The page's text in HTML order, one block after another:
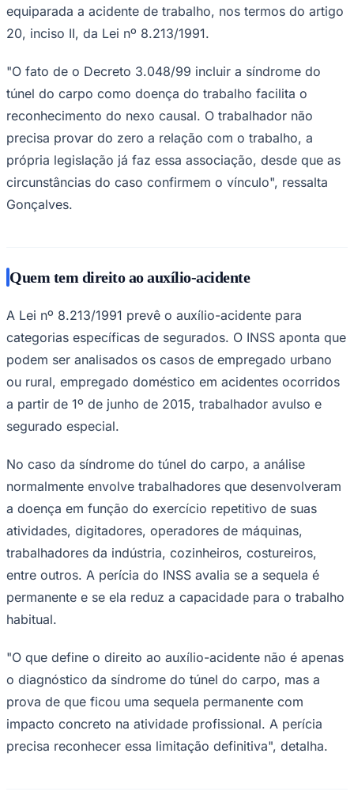
São Paulo
equiparada a acidente de trabalho, nos termos do artigo
20, inciso II, da Lei nº 8.213/1991.
"O fato de o Decreto 3.048/99 incluir a síndrome do
túnel do carpo como doença do trabalho facilita o
reconhecimento do nexo causal. O trabalhador não
precisa provar do zero a relação com o trabalho, a
própria legislação já faz essa associação, desde que as
circunstâncias do caso confirmem o vínculo", ressalta
Gonçalves.
Quem tem direito ao auxílio-acidente
A Lei nº 8.213/1991 prevê o auxílio-acidente para
categorias específicas de segurados. O INSS aponta que
podem ser analisados os casos de empregado urbano
ou rural, empregado doméstico em acidentes ocorridos
a partir de 1º de junho de 2015, trabalhador avulso e
segurado especial.
No caso da síndrome do túnel do carpo, a análise
normalmente envolve trabalhadores que desenvolveram
a doença em função do exercício repetitivo de suas
atividades, digitadores, operadores de máquinas,
trabalhadores da indústria, cozinheiros, costureiros,
entre outros. A perícia do INSS avalia se a sequela é
permanente e se ela reduz a capacidade para o trabalho
habitual.
"O que define o direito ao auxílio-acidente não é apenas
o diagnóstico da síndrome do túnel do carpo, mas a
prova de que ficou uma sequela permanente com
impacto concreto na atividade profissional. A perícia
precisa reconhecer essa limitação definitiva", detalha.